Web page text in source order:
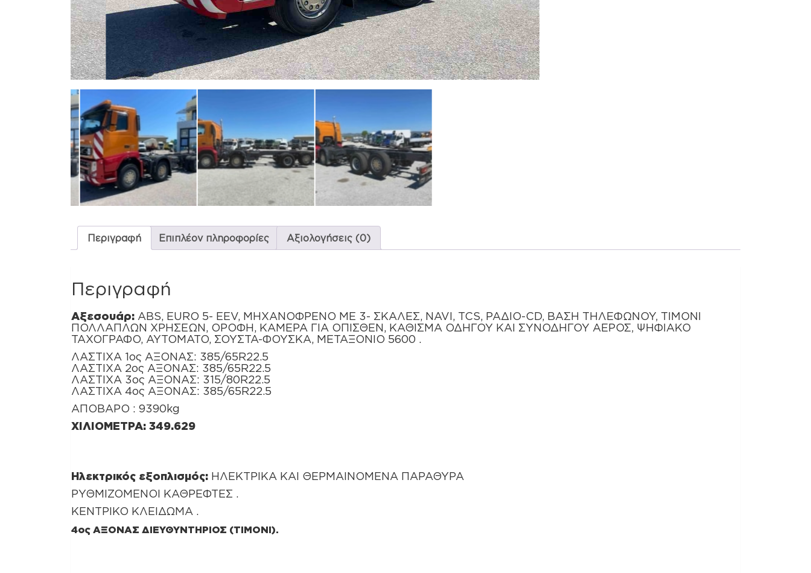
Περιγραφή Επιπλέον πληροφορίες Αξιολογήσεις (0)
Περιγραφή
Αξεσουάρ: ABS, EURO 5- EEV, ΜΗΧΑΝΟΦΡΕΝΟ ΜΕ 3- ΣΚΑΛΕΣ, NAVI, TCS, ΡΑΔΙΟ-CD, ΒΑΣΗ ΤΗΛΕΦΩΝΟΥ, ΤΙΜΟΝΙ
ΠΟΛΛΑΠΛΩΝ ΧΡΗΣΕΩΝ, ΟΡΟΦΗ, ΚΑΜΕΡΑ ΓΙΑ ΟΠΙΣΘΕΝ, ΚΑΘΙΣΜΑ ΟΔΗΓΟΥ ΚΑΙ ΣΥΝΟΔΗΓΟΥ ΑΕΡΟΣ, ΨΗΦΙΑΚΟ
ΤΑΧΟΓΡΑΦΟ, ΑΥΤΟΜΑΤΟ, ΣΟΥΣΤΑ-ΦΟΥΣΚΑ, ΜΕΤΑΞΟΝΙΟ 5600 .
ΛΑΣΤΙΧΑ 1ος ΑΞΟΝΑΣ: 385/65R22.5
ΛΑΣΤΙΧΑ 2ος ΑΞΟΝΑΣ: 385/65R22.5
ΛΑΣΤΙΧΑ 3ος ΑΞΟΝΑΣ: 315/80R22.5
ΛΑΣΤΙΧΑ 4ος ΑΞΟΝΑΣ: 385/65R22.5
ΑΠΟΒΑΡΟ : 9390kg
ΧΙΛΙΟΜΕΤΡΑ: 349.629
Ηλεκτρικός εξοπλισμός: ΗΛΕΚΤΡΙΚΑ ΚΑΙ ΘΕΡΜΑΙΝΟΜΕΝΑ ΠΑΡΑΘΥΡΑ
ΡΥΘΜΙΖΟΜΕΝΟΙ ΚΑΘΡΕΦΤΕΣ .
ΚΕΝΤΡΙΚΟ ΚΛΕΙΔΩΜΑ .
4ος ΑΞΟΝΑΣ ΔΙΕΥΘΥΝΤΗΡΙΟΣ (ΤΙΜΟΝΙ).